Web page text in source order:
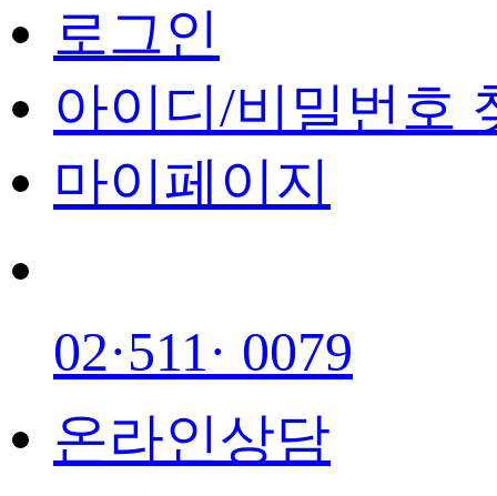
로그인
아이디/비밀번호
마이페이지
02·511· 0079
온라인상담